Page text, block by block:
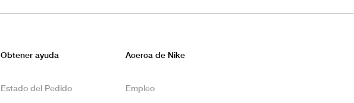
Obtener ayuda
Estado del Pedido
Acerca de Nike
Empleo